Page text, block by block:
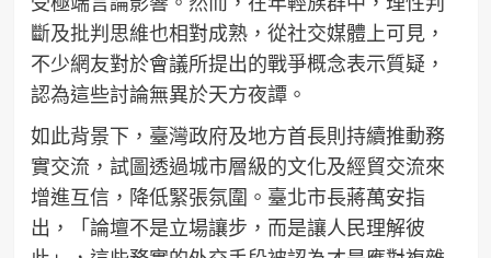
斷及批判思維也相對成熟，從社交媒體上可見，
不少網友對於會議所提出的戰爭概念表示質疑，
認為這些討論無異於天方夜譚。
如此背景下，臺灣政府及地方首長則持續推動務
實交流，試圖透過城市層級的文化及經貿交流來
增進互信，降低緊張氛圍。臺北市長蔣萬安指
出，「論壇不是立場讓步，而是讓人民理解彼